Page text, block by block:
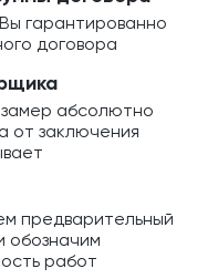
гарантированно
договора
абсолютно
от заключения
предварительный
обозначим
работ